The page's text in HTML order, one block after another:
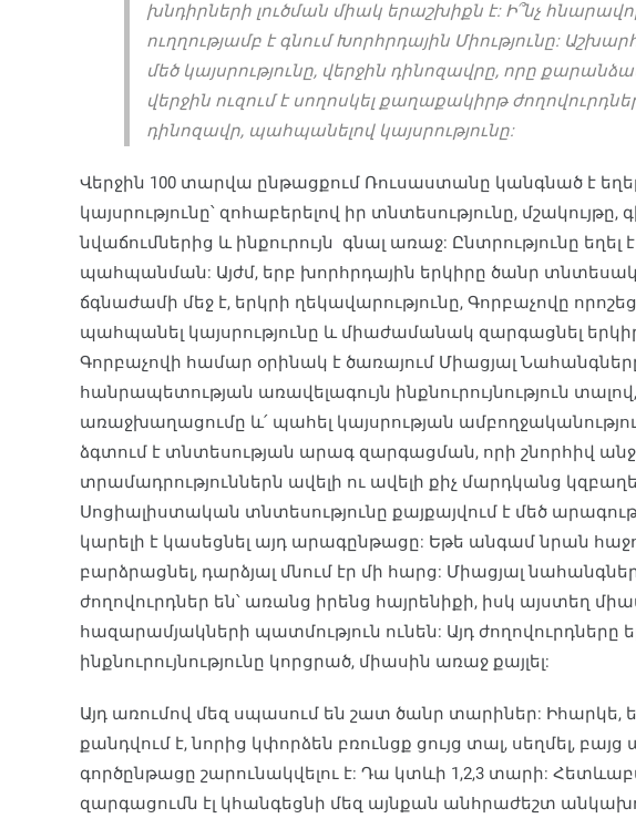
խնդիրների լուծման միակ երաշխիքն է: Ի՞նչ
ուղղությամբ է գնում Խորհրդային Միությունը:
մեծ կայսրությունը, վերջին դինոզավրը, որը
վերջին ուզում է սողոսկել քաղաքակիրթ
դինոզավր, պահպանելով կայսրությունը:
Վերջին 100 տարվա ընթացքում Ռուսաստանը կանգնած է
կայսրությունը՝ զոհաբերելով իր տնտեսությունը,
նվաճումներից և ինքուրույն գնալ առաջ: Ընտրությունը եղել
պահպանման: Այժմ, երբ խորհրդային երկիրը ծանր
ճգնաժամի մեջ է, երկրի ղեկավարությունը, Գորբաչովը
պահպանել կայսրությունը և միաժամանակ զարգացնել
Գորբաչովի համար օրինակ է ծառայում Միացյալ
հանրապետության առավելագույն ինքնուրույնություն
առաջխաղացումը և՛ պահել կայսրության
ձգտում է տնտեսության արագ զարգացման, որի շնորհիվ
տրամադրություններն ավելի ու ավելի քիչ մարդկանց
Սոցիալիստական տնտեսությունը քայքայվում է մեծ
կարելի է կասեցնել այդ արագընթացը: Եթե անգամ նրան
բարձրացնել, դարձյալ մնում էր մի հարց: Միացյալ
ժողովուրդներ են՝ առանց իրենց հայրենիքի, իսկ այստեղ
հազարամյակների պատմություն ունեն: Այդ ժողովուրդները
ինքնուրույնությունը կորցրած, միասին առաջ քայլել:
Այդ առումով մեզ սպասում են շատ ծանր տարիներ: Իհարկե,
քանդվում է, նորից կփորձեն բռունցք ցույց տալ, սեղմել,
գործընթացը շարունակվելու է: Դա կտևի 1,2,3 տարի:
զարգացումն էլ կհանգեցնի մեզ այնքան անհրաժեշտ